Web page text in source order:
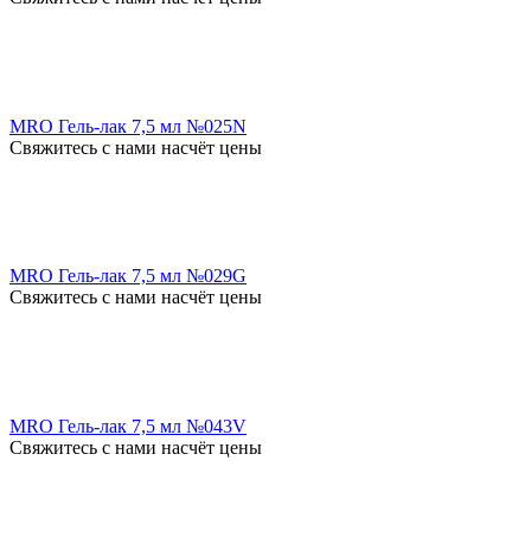
MRO Гель-лак 7,5 мл №025N
Свяжитесь с нами насчёт цены
MRO Гель-лак 7,5 мл №029G
Свяжитесь с нами насчёт цены
MRO Гель-лак 7,5 мл №043V
Свяжитесь с нами насчёт цены